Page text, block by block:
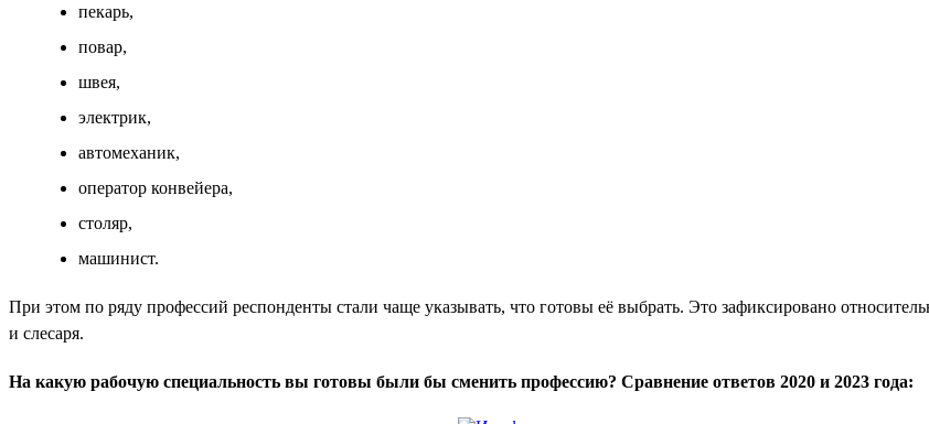
пекарь,
повар,
швея,
электрик,
автомеханик,
оператор конвейера,
столяр,
машинист.
При этом по ряду профессий респонденты стали чаще указывать, что готовы её выбрать. Это зафиксировано
и слесаря.
На какую рабочую специальность вы готовы были бы сменить профессию? Сравнение ответов 2020 и 2023 года: